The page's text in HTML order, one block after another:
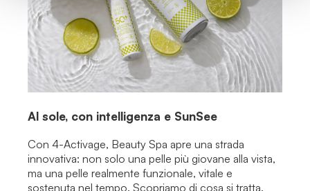
Al sole, con intelligenza e SunSee
Con 4-Activage, Beauty Spa apre una strada
innovativa: non solo una pelle più giovane alla vista,
ma una pelle realmente funzionale, vitale e
sostenuta nel tempo. Scopriamo di cosa si tratta.